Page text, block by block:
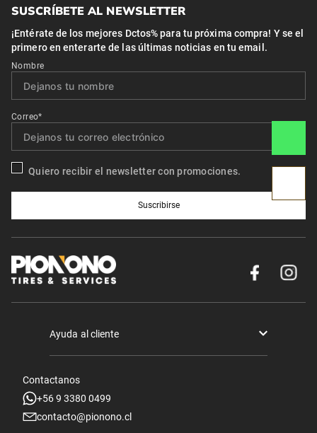
SUSCRÍBETE AL NEWSLETTER
¡Entérate de los mejores Dctos% para tu próxima compra! Y se el
primero en enterarte de las últimas noticias en tu email.
Nombre
Correo*
Quiero recibir el newsletter con promociones.
Suscribirse
Ayuda al cliente
Mis pedidos
Contactanos
+56 9 3380 0499
contacto@pionono.cl